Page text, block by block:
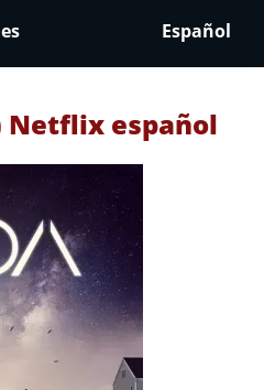
Español
Netflix español